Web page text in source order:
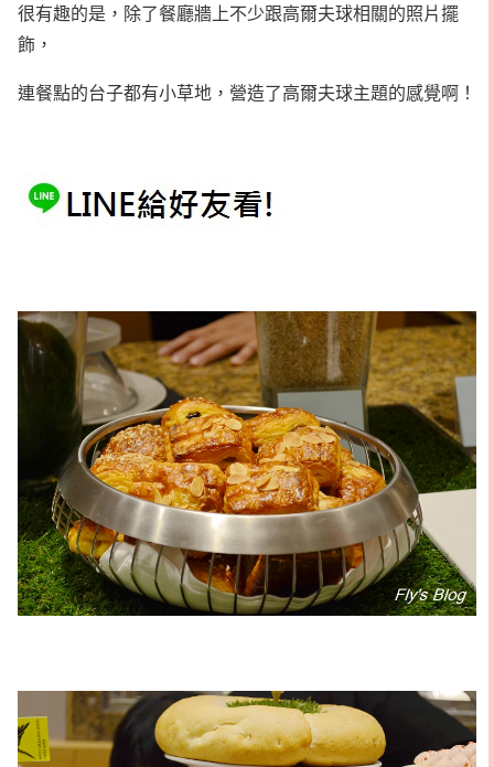
很有趣的是，除了餐廳牆上不少跟高爾夫球相關的照片擺
飾，
連餐點的台子都有小草地，營造了高爾夫球主題的感覺啊！